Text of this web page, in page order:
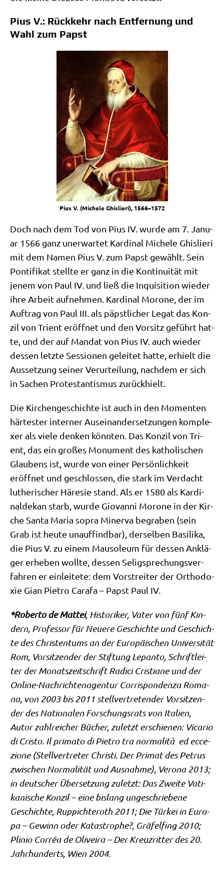
Pius V.: Rückkehr nach Entfernung und
Wahl zum Papst
Pius V. (Miche­le Ghis­lie­ri), 1566–1572
Doch nach dem Tod von Pius IV. wur­de am 7. Janu­
ar 1566 ganz uner­war­tet Kar­di­nal Miche­le Ghis­lie­ri
mit dem Namen Pius V. zum Papst gewählt. Sein
Pon­ti­fi­kat stell­te er ganz in die Kon­ti­nui­tät mit
jenem von Paul IV. und ließ die Inqui­si­ti­on wie­der
ihre Arbeit auf­neh­men. Kar­di­nal Morone, der im
Auf­trag von Paul III. als päpst­li­cher Legat das Kon­
zil von Tri­ent eröff­net und den Vor­sitz geführt hat­
te, und der auf Man­dat von Pius IV. auch wie­der
des­sen letz­te Ses­sio­nen gelei­tet hat­te, erhielt die
Aus­set­zung sei­ner Ver­ur­tei­lung, nach­dem er sich
in Sachen Pro­te­stan­tis­mus zurückhielt.
Die Kir­chen­ge­schich­te ist auch in den Momen­ten
här­te­ster inter­ner Aus­ein­an­der­set­zun­gen kom­ple­
xer als vie­le den­ken könn­ten. Das Kon­zil von Tri­
ent, das ein gro­ßes Monu­ment des katho­li­schen
Glau­bens ist, wur­de von einer Per­sön­lich­keit
eröff­net und geschlos­sen, die stark im Ver­dacht
luthe­ri­scher Häre­sie stand. Als er 1580 als Kar­di­
nal­de­kan starb, wur­de Gio­van­ni Morone in der Kir­
che San­ta Maria sopra Miner­va begra­ben (sein
Grab ist heu­te unauf­find­bar), der­sel­ben Basi­li­ka,
die Pius V. zu einem Mau­so­le­um für des­sen Anklä­
ger erhe­ben woll­te, des­sen Selig­spre­chungs­ver­
fah­ren er ein­lei­te­te: dem Vor­strei­ter der Ortho­do­
xie Gian Pie­tro Cara­fa – Papst Paul IV.
*Rober­to de Mat­tei, Histo­ri­ker, Vater von fünf Kin­
dern, Pro­fes­sor für Neue­re Geschich­te und Geschich­
te des Chri­sten­tums an der Euro­päi­schen Uni­ver­si­tät
Rom, Vor­sit­zen­der der Stif­tung Lepan­to, Schrift­lei­
ter der Monats­zeit­schrift Radi­ci Cri­stia­ne und der
Online-Nach­rich­ten­agen­tur Cor­ri­spon­den­za Roma­
na, von 2003 bis 2011 stell­ver­tre­ten­der Vor­sit­zen­
der des Natio­na­len For­schungs­rats von Ita­li­en,
Autor zahl­rei­cher Bücher, zuletzt erschie­nen: Vica­rio
di Cri­sto. Il pri­ma­to di Pie­tro tra nor­ma­li­tà ed ecce­
zio­ne (Stell­ver­tre­ter Chri­sti. Der Pri­mat des Petrus
zwi­schen Nor­ma­li­tät und Aus­nah­me), Vero­na 2013;
in deut­scher Über­set­zung zuletzt: Das Zwei­te Vati­
ka­ni­sche Kon­zil – eine bis­lang unge­schrie­be­ne
Geschich­te, Rup­picht­eroth 2011; Die Tür­kei in Euro­
pa – Gewinn oder Kata­stro­phe?, Grä­fel­fing 2010;
Pli­nio Cor­rȇa de Oli­vei­ra – Der Kreuz­rit­ter des 20.
Jahr­hun­derts, Wien 2004.